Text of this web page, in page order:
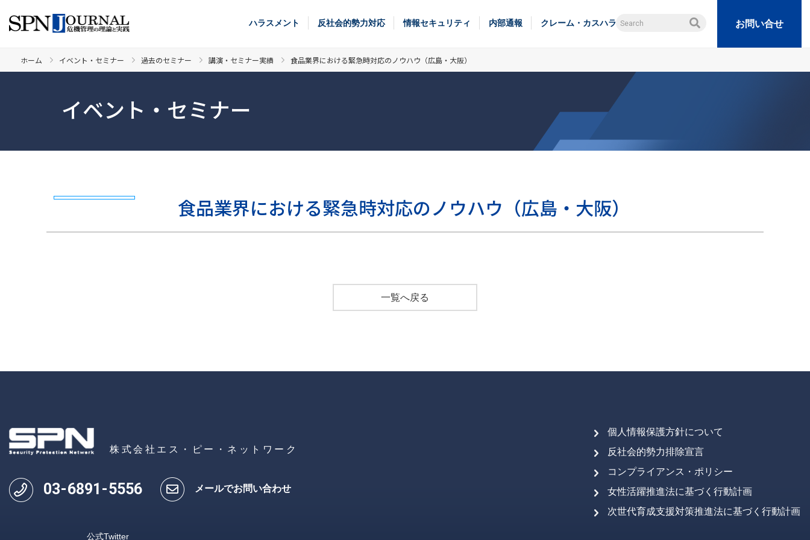
ハラスメント 反社会的勢力対応 情報セキュリティ 内部通報 クレーム・カスハラ お問い合せ
ホーム イベント・セミナー 過去のセミナー 講演・セミナー実績 食品業界における緊急時対応のノウハウ（広島・大阪）
イベント・セミナー
食品業界における緊急時対応のノウハウ（広島・大阪）
一覧へ戻る
株式会社エス・ピー・ネットワーク
03-6891 -5556 メールでお問い合わせ
公式Twitter
個人情報保護方針について
反社会的勢力排除宣言
コンプライアンス・ポリシー
女性活躍推進法に基づく行動計画
次世代育成支援対策推進法に基づく行動計画